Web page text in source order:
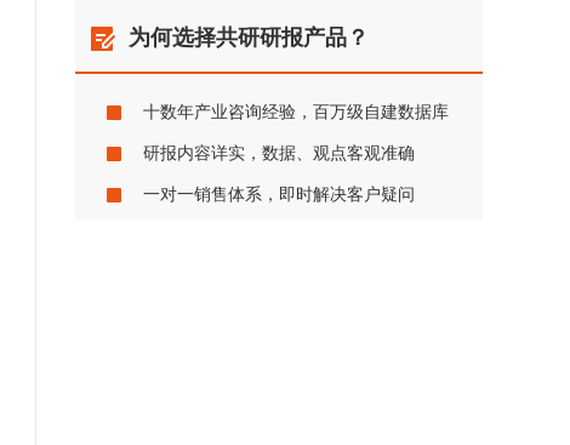
为何选择共研研报产品？
十数年产业咨询经验，百万级自建数据库
研报内容详实，数据、观点客观准确
一对一销售体系，即时解决客户疑问